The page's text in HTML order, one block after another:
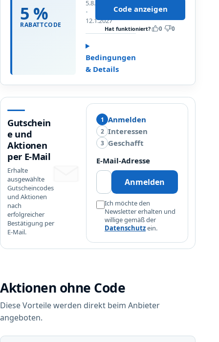
m
t
e
n
W
a
e
n
k
b
e
l
l
r
5 %
RABATTCODE
b
a
a
u
f
d
n
n
b
M
5.8.2026
12.1.2027
Bedingungen
& Details
Code anzeigen
Hat funktioniert? 0 0
Gutschein
e und
Aktionen
per E-Mail
Erhalte
ausgewählte
Gutscheincodes
und Aktionen
nach
erfolgreicher
Bestätigung per
E-Mail.
1 Anmelden
2 Interessen
3 Geschafft
E-Mail-Adresse
Anmelden
Ich möchte den
Newsletter erhalten und
willige gemäß der
Datenschutzein.
Aktionen ohne Code
Diese Vorteile werden direkt beim Anbieter
angeboten.